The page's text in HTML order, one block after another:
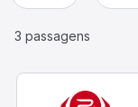
3 passagens